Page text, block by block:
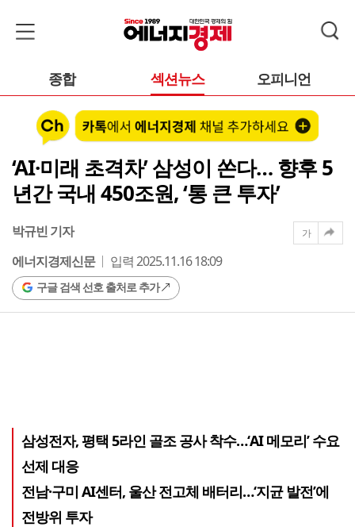
종합 섹션뉴스 오피니언
‘AI·미래 초격차’ 삼성이 쏜다… 향후 5
년간 국내 450조원, ‘통 큰 투자’
박규빈 기자
에너지경제신문
입력 2025.11.16 18:09
구글 검색 선호 출처로 추가
가
삼성전자, 평택 5라인 골조 공사 착수…‘AI 메모리’ 수요
선제 대응
전남·구미 AI센터, 울산 전고체 배터리…‘지균 발전’에
전방위 투자